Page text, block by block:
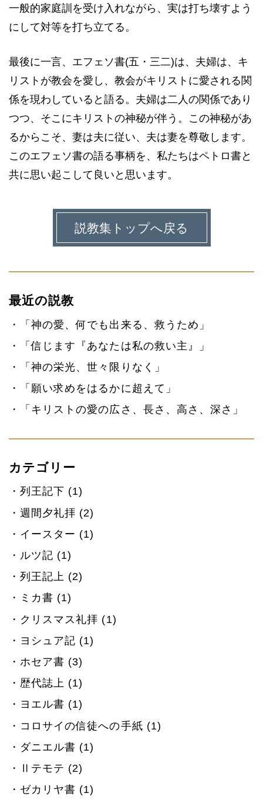
一般的家庭訓を受け入れながら、実は打ち壊すよう
にして対等を打ち立てる。
最後に一言、エフェソ書(五・三二)は、夫婦は、キ
リストが教会を愛し、教会がキリストに愛される関
係を現わしていると語る。夫婦は二人の関係であり
つつ、そこにキリストの神秘が伴う。この神秘があ
るからこそ、妻は夫に従い、夫は妻を尊敬します。
このエフェソ書の語る事柄を、私たちはペトロ書と
共に思い起こして良いと思います。
説教集トップへ戻る
最近の説教
「神の愛、何でも出来る、救うため」
「信じます『あなたは私の救い主』」
「神の栄光、世々限りなく」
「願い求めをはるかに超えて」
「キリストの愛の広さ、長さ、高さ、深さ」
カテゴリー
列王記下 (1)
週間夕礼拝 (2)
イースター (1)
ルツ記 (1)
列王記上 (2)
ミカ書 (1)
クリスマス礼拝 (1)
ヨシュア記 (1)
ホセア書 (3)
歴代誌上 (1)
ヨエル書 (1)
コロサイの信徒への手紙 (1)
ダニエル書 (1)
Ⅱテモテ (2)
ゼカリヤ書 (1)